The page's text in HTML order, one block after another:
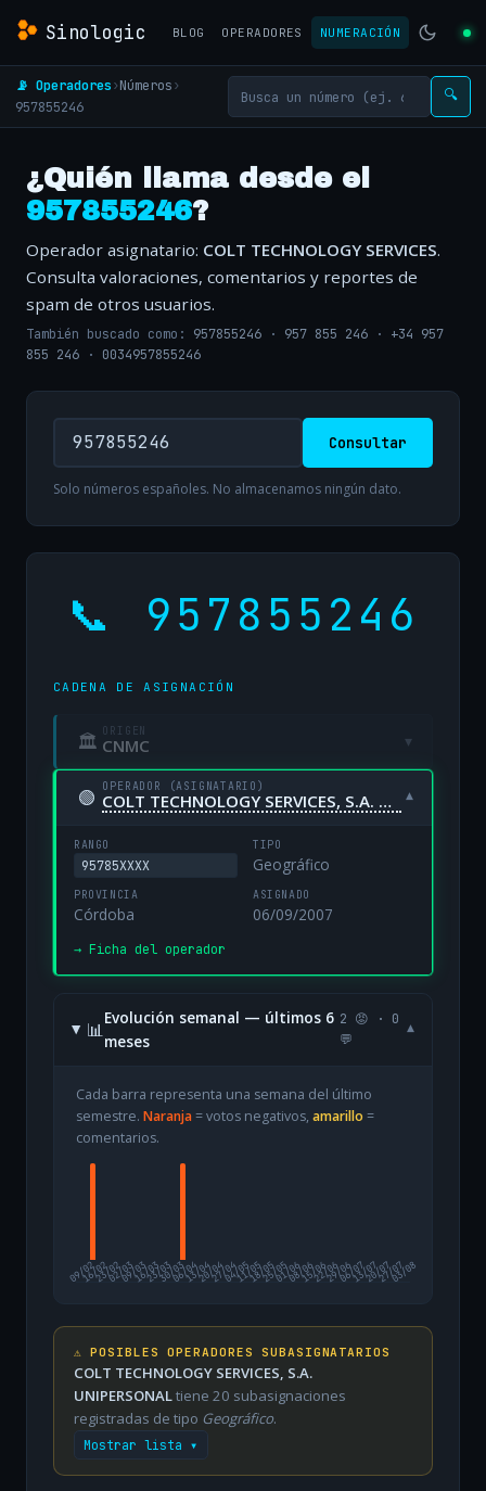
Sinologic BLOG OPERADORES NUMERACIÓN
📡 Operadores›Números›
957855246
🔍
¿Quién llama desde el
957855246?
Operador asignatario: COLT TECHNOLOGY SERVICES.
Consulta valoraciones, comentarios y reportes de
spam de otros usuarios.
También buscado como: 957855246 · 957 855 246 · +34 957
855 246 · 0034957855246
Consultar
Solo números españoles. No almacenamos ningún dato.
📞 957855246
CADENA DE ASIGNACIÓN
🏛 ORIGEN
CNMC ▾
🟢 OPERADOR (ASIGNATARIO)
COLT TECHNOLOGY SERVICES, S.A. UNIPERSONAL ▾
RANGO
95785XXXX
TIPO
Geográfico
PROVINCIA
Córdoba
ASIGNADO
06/09/2007
→ Ficha del operador
📊
Evolución semanal — últimos 6
meses
2 😡 · 0
💬
▾
Cada barra representa una semana del último
semestre. Naranja= votos negativos, amarillo =
comentarios.
09/02
16/0223/0202/0309/0316/0323/0330/0306/0413/0420/0427/0404/0511/0518/0525/0501/0608/0615/0622/0629/0606/0713/0720/0727/07
03/08
⚠️ POSIBLES OPERADORES SUBASIGNATARIOS
COLT TECHNOLOGY SERVICES, S.A.
UNIPERSONALtiene 20 subasignaciones
registradas de tipo Geográfico.
Mostrar lista ▾